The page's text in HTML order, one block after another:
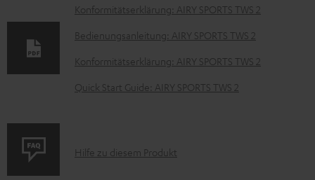
D
o
m
t
Konformitätserklärung: AIRY SPORTS TWS 2
Bedienungsanleitung: AIRY SPORTS TWS 2
Konformitätserklärung: AIRY SPORTS TWS 2
Quick Start Guide: AIRY SPORTS TWS 2
P
Hilfe zu diesem Produkt